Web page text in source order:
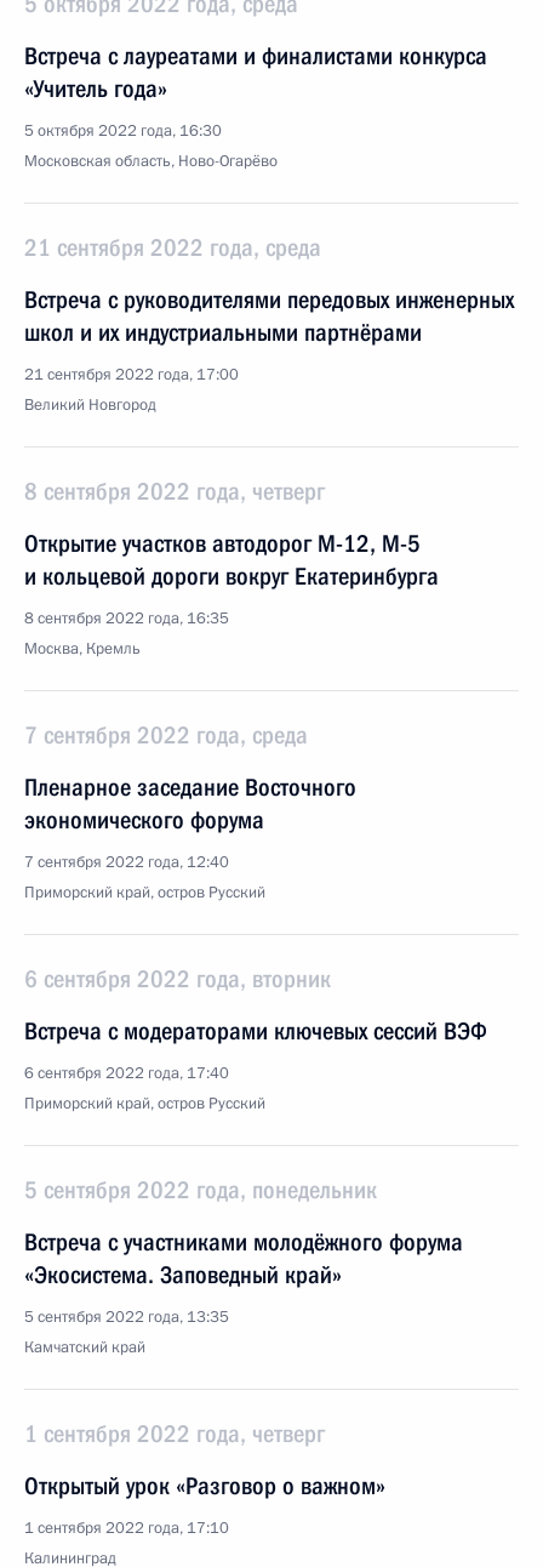
Встреча с лауреатами и финалистами конкурса
«Учитель года»
5 октября 2022 года, 16:30
Московская область, Ново-Огарёво
21 сентября 2022 года, среда
Встреча с руководителями передовых инженерных
школ и их индустриальными партнёрами
21 сентября 2022 года, 17:00
Великий Новгород
8 сентября 2022 года, четверг
Открытие участков автодорог М-12, М-5
и кольцевой дороги вокруг Екатеринбурга
8 сентября 2022 года, 16:35
Москва, Кремль
7 сентября 2022 года, среда
Пленарное заседание Восточного
экономического форума
7 сентября 2022 года, 12:40
Приморский край, остров Русский
6 сентября 2022 года, вторник
Встреча с модераторами ключевых сессий ВЭФ
6 сентября 2022 года, 17:40
Приморский край, остров Русский
5 сентября 2022 года, понедельник
Встреча с участниками молодёжного форума
«Экосистема. Заповедный край»
5 сентября 2022 года, 13:35
Камчатский край
1 сентября 2022 года, четверг
Открытый урок «Разговор о важном»
1 сентября 2022 года, 17:10
Калининград